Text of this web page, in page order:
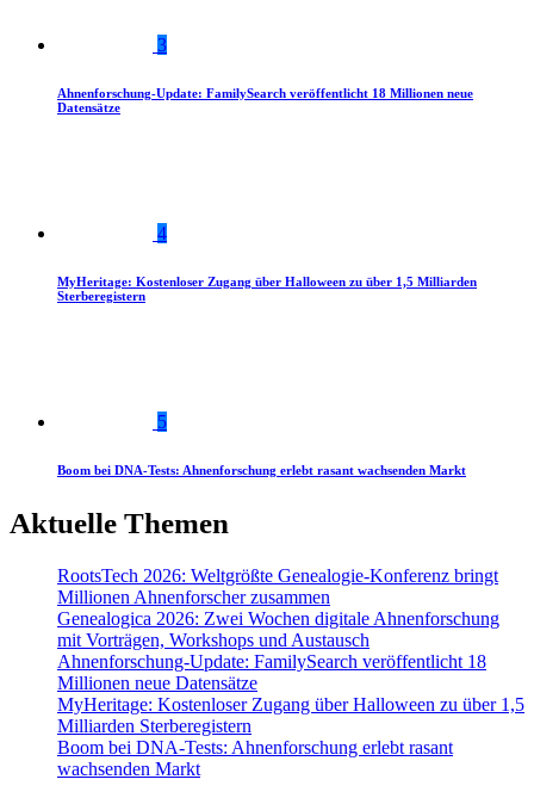
3
Ahnenforschung-Update: FamilySearch veröffentlicht 18 Millionen neue
Datensätze
4
MyHeritage: Kostenloser Zugang über Halloween zu über 1,5 Milliarden
Sterberegistern
5
Boom bei DNA-Tests: Ahnenforschung erlebt rasant wachsenden Markt
Aktuelle Themen
RootsTech 2026: Weltgrößte Genealogie-Konferenz bringt
Millionen Ahnenforscher zusammen
Genealogica 2026: Zwei Wochen digitale Ahnenforschung
mit Vorträgen, Workshops und Austausch
Ahnenforschung-Update: FamilySearch veröffentlicht 18
Millionen neue Datensätze
MyHeritage: Kostenloser Zugang über Halloween zu über 1,5
Milliarden Sterberegistern
Boom bei DNA-Tests: Ahnenforschung erlebt rasant
wachsenden Markt